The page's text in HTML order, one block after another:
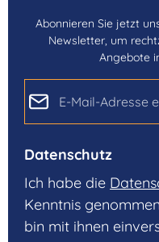
Abonnieren Sie jetzt
Newsletter, um
Angebote
Datenschutz
Ich habe die
Kenntnis
bin mit ihnen